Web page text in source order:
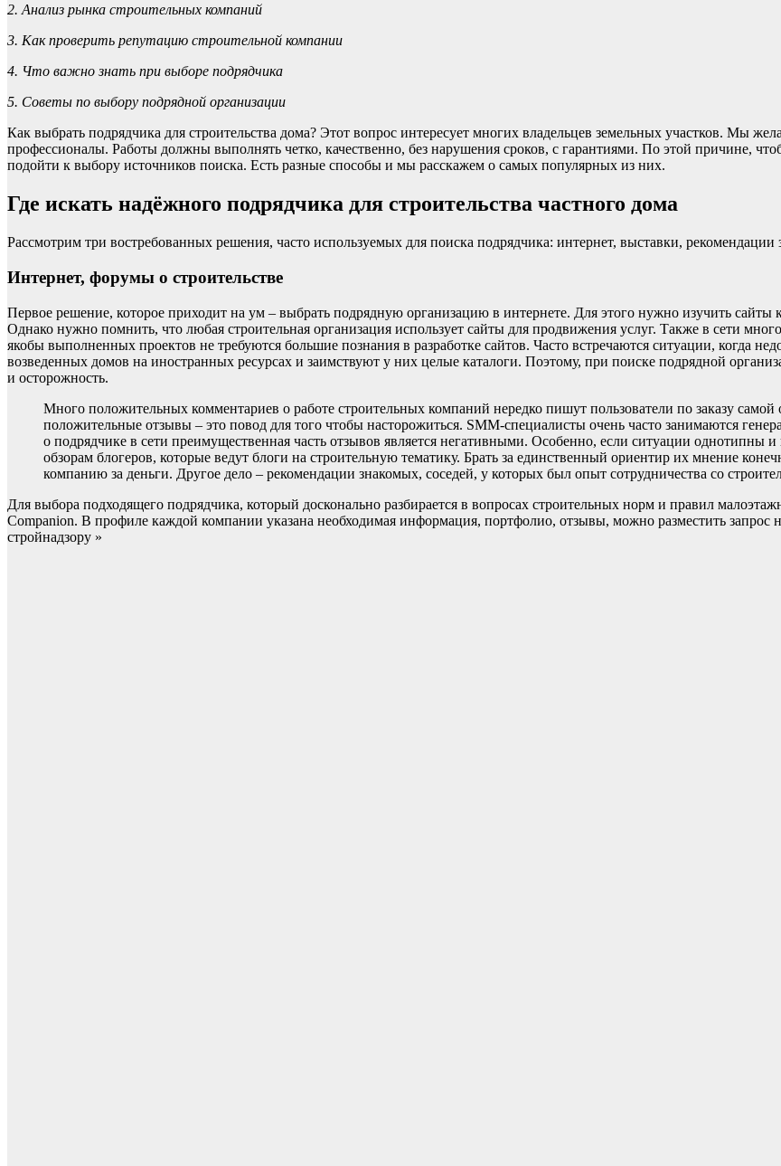
2. Анализ рынка строительных компаний
3. Как проверить репутацию строительной компании
4. Что важно знать при выборе подрядчика
5. Советы по выбору подрядной организации
Как выбрать подрядчика для строительства дома? Этот вопрос интересует многих владельцев земельных участков. Мы
профессионалы. Работы должны выполнять четко, качественно, без нарушения сроков, с гарантиями. По этой причине,
подойти к выбору источников поиска. Есть разные способы и мы расскажем о самых популярных из них.
Где искать надёжного подрядчика для строительства частного дома
Рассмотрим три востребованных решения, часто используемых для поиска подрядчика: интернет, выставки, рекомендации
Интернет, форумы о строительстве
Первое решение, которое приходит на ум – выбрать подрядную организацию в интернете. Для этого нужно изучить сайты
Однако нужно помнить, что любая строительная организация использует сайты для продвижения услуг. Также в сети
якобы выполненных проектов не требуются большие познания в разработке сайтов. Часто встречаются ситуации, когда
возведенных домов на иностранных ресурсах и заимствуют у них целые каталоги. Поэтому, при поиске подрядной
и осторожность.
Много положительных комментариев о работе строительных компаний нередко пишут пользователи по заказу
положительные отзывы – это повод для того чтобы насторожиться. SMM-специалисты очень часто занимаются
о подрядчике в сети преимущественная часть отзывов является негативными. Особенно, если ситуации однотипны
обзорам блогеров, которые ведут блоги на строительную тематику. Брать за единственный ориентир их мнение
компанию за деньги. Другое дело – рекомендации знакомых, соседей, у которых был опыт сотрудничества со
Для выбора подходящего подрядчика, который досконально разбирается в вопросах строительных норм и правил
Companion. В профиле каждой компании указана необходимая информация, портфолио, отзывы, можно разместить
стройнадзору »